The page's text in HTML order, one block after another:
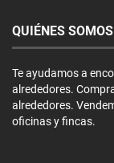
QUIÉNES SOMOS
Te ayudamos a
alrededores.
alrededores.
oficinas y fincas.